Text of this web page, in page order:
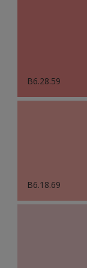
B6.28.59
B6.18.69